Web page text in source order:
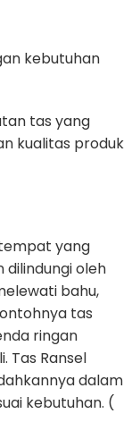
kebutuhan
tas yang
kualitas produk
yang
dilindungi oleh
bahu,
tas
ringan
Tas Ransel
dalam
kebutuhan. (